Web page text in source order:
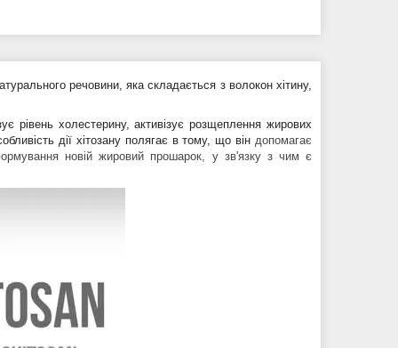
речовини, якаскладається з волокон хітину,
рівень холестерину, активізує розщеплення жирових
дії хітозану полягає в тому, що він допомагає
новій жировий прошарок, у зв'язку з чим є